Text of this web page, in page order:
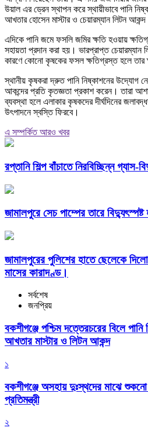
উয়াল এর ড্রেন স্থাপন করে স্থায়ীভাবে পানি
আখতার হোসেন মাস্টার ও চেয়ারম্যান লিটন
এদিকে পানি জমে ফসলি জমির ক্ষতি হওয়ায়
সহায়তা প্রদান করা হয়। ভারপ্রাপ্ত চেয়ারম্যান
কারণে কোনো কৃষকের ফসল ক্ষতিগ্রস্ত হলে তার
স্থানীয় কৃষকরা দ্রুত পানি নিষ্কাশনের উদ্যোগ
আকন্দের প্রতি কৃতজ্ঞতা প্রকাশ করেন। তারা আশা
ব্যবস্থা হলে এলাকার কৃষকদের দীর্ঘদিনের
উৎপাদনে স্বস্তি ফিরবে।
এ সম্পর্কিত আরও খবর
রপ্তানি শিল্প বাঁচাতে নিরবিচ্ছিন্ন গ্যাস-
জামালপুরে সেচ পাম্পের তারে
জামালপুরের পুলিশের হাতে ছেলেকে
মাসের কারাদণ্ড।
সর্বশেষ
জনপ্রিয়
বকশীগঞ্জে পশ্চিম দত্তেরচরের বিলে
আখতার মাস্টার ও লিটন আকন্দ
১
বকশীগঞ্জে অসহায় দুঃস্থদের মাঝে
প্রতিমন্ত্রী
২